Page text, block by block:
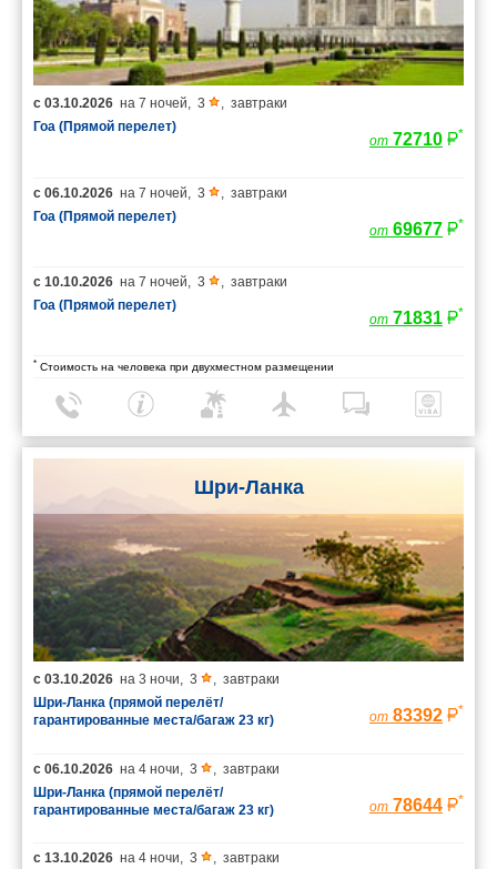
с 03.10.2026 на 7 ночей, 3 , завтраки
Гоа (Прямой перелет)
от 72710 *
с 06.10.2026 на 7 ночей, 3 , завтраки
Гоа (Прямой перелет)
от 69677 *
с 10.10.2026 на 7 ночей, 3 , завтраки
Гоа (Прямой перелет)
от 71831 *
* Стоимость на человека при двухместном размещении
Шри-Ланка
с 03.10.2026 на 3 ночи, 3 , завтраки
Шри-Ланка (прямой перелёт/
гарантированные места/багаж 23 кг)
от 83392 *
с 06.10.2026 на 4 ночи, 3 , завтраки
Шри-Ланка (прямой перелёт/
гарантированные места/багаж 23 кг)
от 78644 *
с 13.10.2026 на 4 ночи, 3 , завтраки